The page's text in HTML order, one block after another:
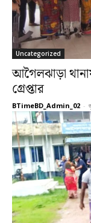
Uncategorized
আগৈলঝাড়া
গ্রেপ্তার
BTimeBD_Admin_02 -